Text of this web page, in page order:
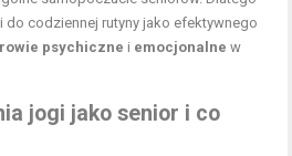
do codziennej rutyny jako efektywnego
psychiczne i emocjonalne w
jogi jako senior i co